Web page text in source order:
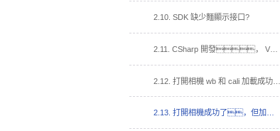
2.10. SDK 缺少麵顯示接口?
2.11. CSharp 開發， VOMMACamCSharp.dll 加入到依賴項，運行閃退？
2.12. 打開相機 wb 和 cali 加載成功，打開視頻流回調函數沒有被調用？
2.13. 打開相機成功了，但加載 cali 失敗